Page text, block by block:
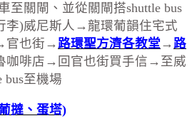
至關閘、並從關閘搭shuttle bus
李)威尼斯人→龍環葡韻住宅式
官也街→路環聖方濟各教堂→路
咖啡店→回官也街買手信→至威
bus至機場
撻、蛋塔)